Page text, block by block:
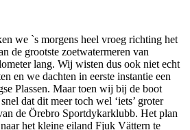
we `s morgens heel vroeg richting het
de grootste zoetwatermeren van
lang. Wij wisten dus ook niet echt
en we dachten in eerste instantie een
Plassen. Maar toen wij bij de boot
dat dit meer toch wel ‘iets’ groter
de Örebro Sportdykarklubb. Het plan
het kleine eiland Fjuk Vättern te